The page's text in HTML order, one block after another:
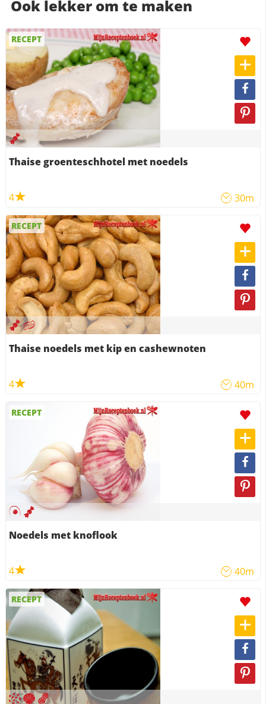
Ook lekker om te maken
RECEPT
Thaise groenteschhotel met noedels
4 30m
RECEPT
Thaise noedels met kip en cashewnoten
4 40m
RECEPT
Noedels met knoflook
4 40m
RECEPT